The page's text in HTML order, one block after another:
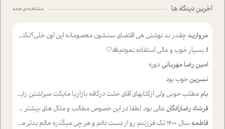
آخرین دیدگاه ها مشاهده ی همه
مروارید چقدر بد نوشتی هی اقتضای سنشون معصومانه این اون خلی؟نکنه تا چهل سالگی پوشکت میکردن و شیر میخوردی که به اینا میگی کودک
f بسیار خوب و عالی استفاده نمودم🙏🤍
امین رضا مهربانی دوره
نسرینخوب بود
بام مطلب حوبی ولی ازکتابهای اقای حلت درکافه بازاریا مایکت میزاشتن رایگان خوب بود ولی هرکدام خلاصه شده ش تومجله از طریق سایت هم خوبه اینکه درزیر اخرصفحه گذاشته شده خب ادم خبره میره نصب میکنه میخونه ولی هرکسی گوشیش ظرفیتش نداره باتشکر
فرشاد رضازادگان عالی بود. لطفا در این خصوص مطالب و مثال های بیشتر ی ارایه دهید
فاطمه سال ۱۴۰۰ تک فرزندم رو از دست دادم و هر چی میگذره حالم بدتر میشه و دلتنگتر تنایی رو ترجیح دادم و معاشرت برام سخت شده